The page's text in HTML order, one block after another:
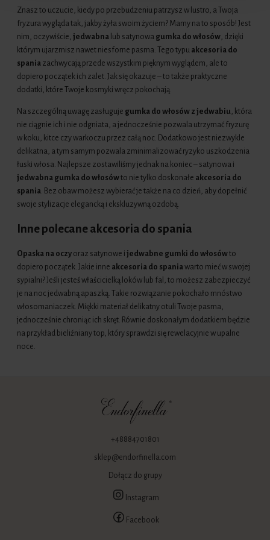
Znasz to uczucie, kiedy po przebudzeniu patrzysz w lustro, a Twoja
fryzura wygląda tak, jakby żyła swoim życiem? Mamy na to sposób! Jest
nim, oczywiście, jedwabna lub satynowa gumka do włosów , dzięki
którym ujarzmisz nawet niesforne pasma. Tego typu akcesoria do
spania zachwycają przede wszystkim pięknym wyglądem, ale to
dopiero początek ich zalet. Jak się okazuje – to także praktyczne
dodatki, które Twoje kosmyki wręcz pokochają.
Na szczególną uwagę zasługuje gumka do włosów z jedwabiu , która
nie ciągnie ich i nie odgniata, a jednocześnie pozwala utrzymać fryzurę
w koku, kitce czy warkoczu przez całą noc. Dodatkowo jest niezwykle
delikatna, a tym samym pozwala zminimalizować ryzyko uszkodzenia
łuski włosa. Najlepsze zostawiliśmy jednak na koniec – satynowa i
jedwabna gumka do włosówto nie tylko doskonałe akcesoria do
spania . Bez obaw możesz wybierać je także na co dzień, aby dopełnić
swoje stylizacje elegancką i ekskluzywną ozdobą.
Inne polecane akcesoria do spania
Opaska na oczy oraz satynowe i jedwabne gumki do włosówto
dopiero początek. Jakie inne akcesoria do spania warto mieć w swojej
sypialni? Jeśli jesteś właścicielką loków lub fal, to możesz zabezpieczyć
je na noc jedwabną apaszką. Takie rozwiązanie pokochało mnóstwo
włosomaniaczek. Miękki materiał delikatny otuli Twoje pasma,
jednocześnie chroniąc ich skręt. Równie doskonałym dodatkiem będzie
na przykład bieliźniany top, który sprawdzi się rewelacyjnie w upalne
noce.
+48884701801
sklep@endorfinella.com
Dołącz do grupy
Instagram
Facebook